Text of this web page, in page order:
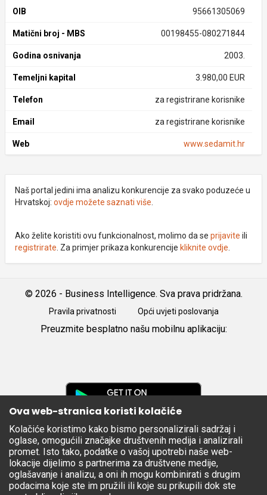
OIB 95661305069
Matični broj - MBS 00198455-080271844
Godina osnivanja 2003.
Temeljni kapital 3.980,00 EUR
Telefon za registrirane korisnike
Email za registrirane korisnike
Web www.sedamit.hr
Naš portal jedini ima analizu konkurencije za svako poduzeće u
Hrvatskoj: ovdje možete saznati više
Ako želite koristiti ovu funkcionalnost, molimo da se prijavite ili
registrirate . Za primjer prikaza konkurencije kliknite ovdje
© 2026 - Business Intelligence. Sva prava pridržana.
Pravila privatnosti Opći uvjeti poslovanja
Preuzmite besplatno našu mobilnu aplikaciju:
Apple
Store
Ova web-stranica koristi kolačiće
Kolačiće koristimo kako bismo personalizirali sadržaj i
oglase, omogućili značajke društvenih medija i analizirali
promet. Isto tako, podatke o vašoj upotrebi naše web-
lokacije dijelimo s partnerima za društvene medije,
oglašavanje i analizu, a oni ih mogu kombinirati s drugim
podacima koje ste im pružili ili koje su prikupili dok ste